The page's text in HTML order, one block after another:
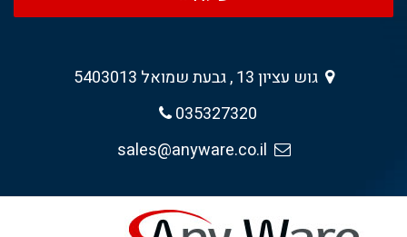
גוש עציון 13 , גבעת שמואל 5403013
035327320